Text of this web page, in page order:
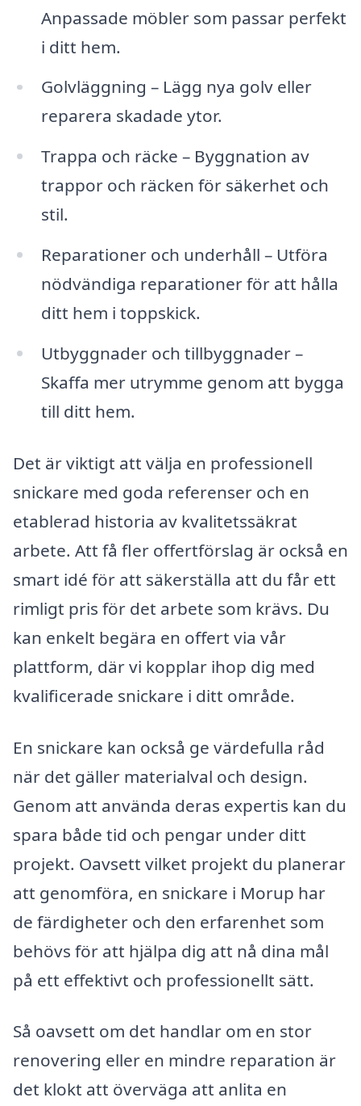
Anpassade möbler som passar perfekt
i ditt hem.
Golvläggning – Lägg nya golv eller
reparera skadade ytor.
Trappa och räcke – Byggnation av
trappor och räcken för säkerhet och
stil.
Reparationer och underhåll – Utföra
nödvändiga reparationer för att hålla
ditt hem i toppskick.
Utbyggnader och tillbyggnader –
Skaffa mer utrymme genom att bygga
till ditt hem.
Det är viktigt att välja en professionell
snickare med goda referenser och en
etablerad historia av kvalitetssäkrat
arbete. Att få fler offertförslag är också en
smart idé för att säkerställa att du får ett
rimligt pris för det arbete som krävs. Du
kan enkelt begära en offert via vår
plattform, där vi kopplar ihop dig med
kvalificerade snickare i ditt område.
En snickare kan också ge värdefulla råd
när det gäller materialval och design.
Genom att använda deras expertis kan du
spara både tid och pengar under ditt
projekt. Oavsett vilket projekt du planerar
att genomföra, en snickare i Morup har
de färdigheter och den erfarenhet som
behövs för att hjälpa dig att nå dina mål
på ett effektivt och professionellt sätt.
Så oavsett om det handlar om en stor
renovering eller en mindre reparation är
det klokt att överväga att anlita en